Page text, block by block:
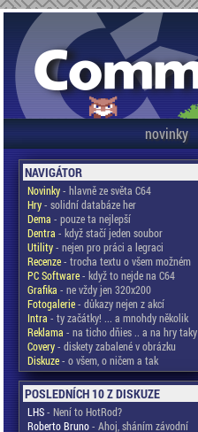
novinky
NAVIGÁTOR
Novinky- hlavně ze světa C64
Hry- solidní databáze her
Dema - pouze ta nejlepší
Dentra - když stačí jeden soubor
Utility- nejen pro práci a legraci
Recenze- trocha textu o všem možném
PC Software- když to nejde na C64
Grafika - ne vždy jen 320x200
Fotogalerie- důkazy nejen z akcí
Intra - ty začátky! ... a mnohdy několik
Reklama - na ticho dňies .. a na hry taky
Covery- diskety zabalené v obrázku
Diskuze- o všem, o ničem a tak
POSLEDNÍCH 10 Z DISKUZE
LHS- Není to HotRod?
Roberto Bruno- Ahoj, sháním závodní